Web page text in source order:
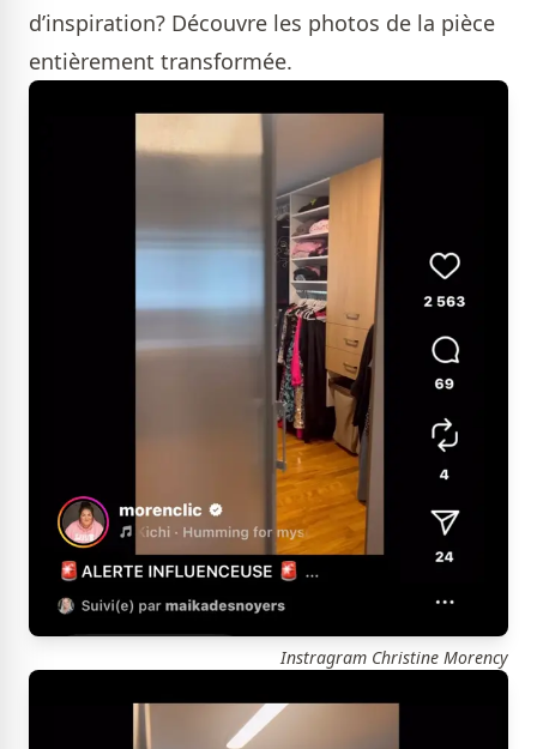
d’inspiration? Découvre les photos de la pièce
entièrement transformée.
Instragram Christine Morency